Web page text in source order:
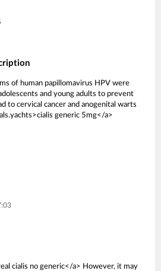
of human papillomavirus HPV were
and young adults to prevent
to cervical cancer and anogenital warts
generic 5mg</a>
cialis no generic</a> However, it may